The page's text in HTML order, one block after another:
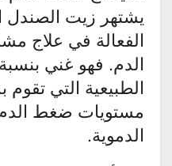
يشتهر زيت الصندل
الفعالة في علاج
الدم. فهو غني
الطبيعية التي
مستويات ضغط
الدموية.